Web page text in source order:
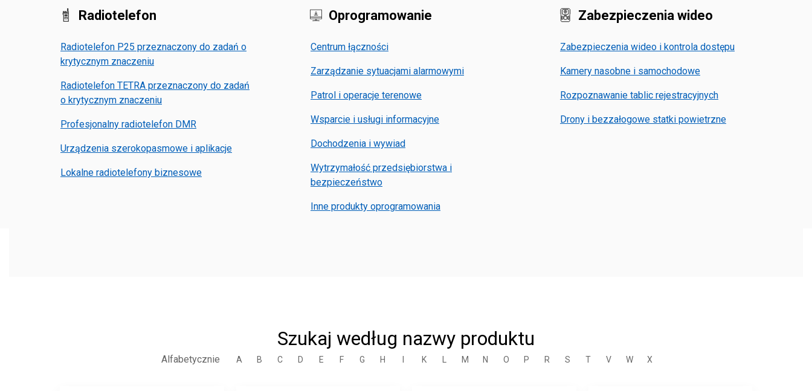
Radiotelefon
Radiotelefon P25 przeznaczony do zadań o
krytycznym znaczeniu
Radiotelefon TETRA przeznaczony do zadań
o krytycznym znaczeniu
Profesjonalny radiotelefon DMR
Urządzenia szerokopasmowe i aplikacje
Lokalne radiotelefony biznesowe
Oprogramowanie
Centrum łączności
Zarządzanie sytuacjami alarmowymi
Patrol i operacje terenowe
Wsparcie i usługi informacyjne
Dochodzenia i wywiad
Wytrzymałość przedsiębiorstwa i
bezpieczeństwo
Inne produkty oprogramowania
Zabezpieczenia wideo
Zabezpieczenia wideo i kontrola dostępu
Kamery nasobne i samochodowe
Rozpoznawanie tablic rejestracyjnych
Drony i bezzałogowe statki powietrzne
Szukaj według nazwy produktu
Alfabetycznie A B C D E F G H I K L M N O P R S T V W X